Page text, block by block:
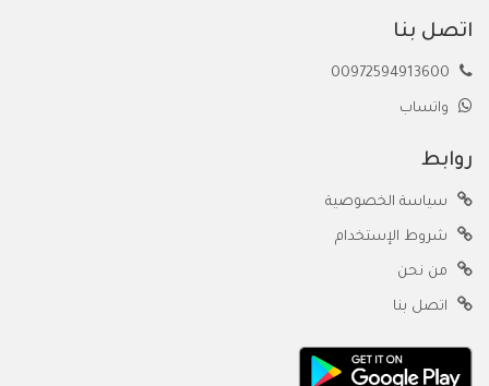
اتصل بنا
واتساب
روابط
سياسة الخصوصية
شروط الإستخدام
من نحن
اتصل بنا